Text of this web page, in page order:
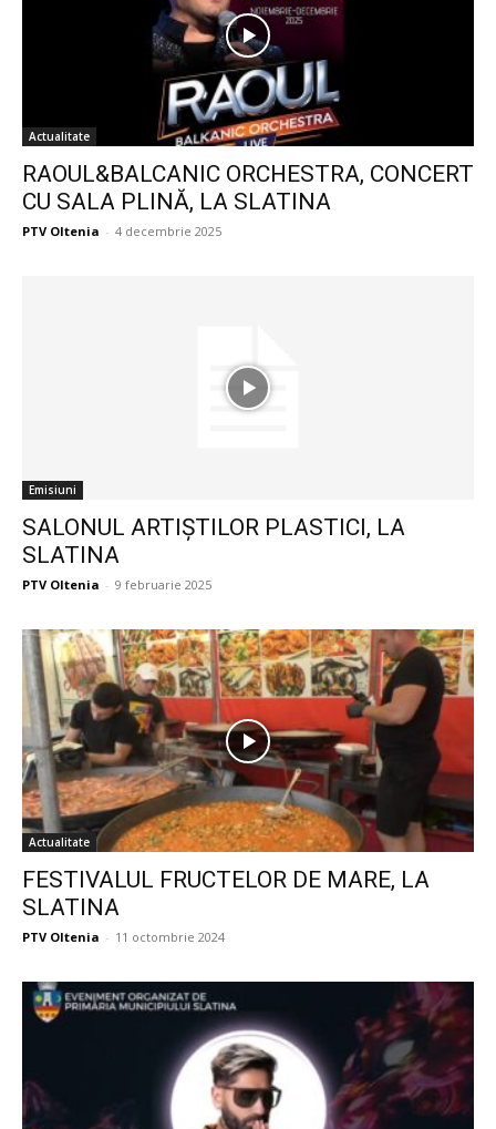
Actualitate
RAOUL&BALCANIC ORCHESTRA, CONCERT
CU SALA PLINĂ, LA SLATINA
PTV Oltenia - 4 decembrie 2025
Emisiuni
SALONUL ARTIŞTILOR PLASTICI, LA
SLATINA
PTV Oltenia - 9 februarie 2025
Actualitate
FESTIVALUL FRUCTELOR DE MARE, LA
SLATINA
PTV Oltenia - 11 octombrie 2024